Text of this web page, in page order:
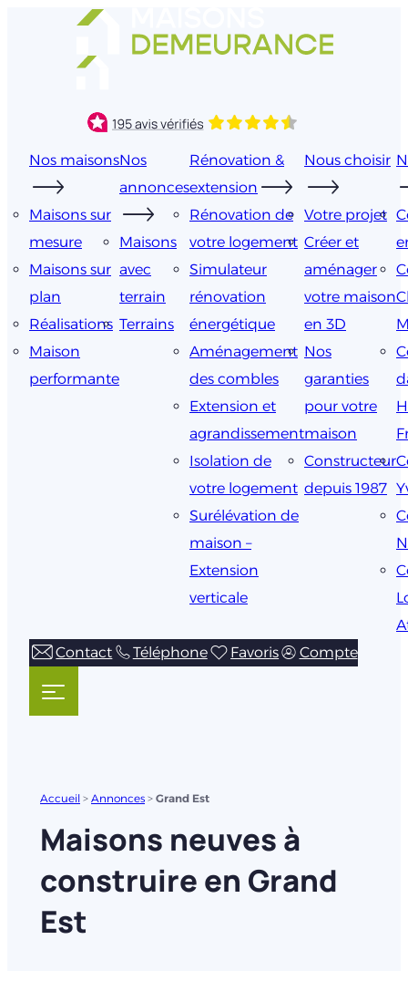
Nos maisons
Maisons sur
mesure
Maisons sur
plan
Réalisations
Maison
performante
Nos
annonces
Maisons
avec
terrain
Terrains
Rénovation &
extension
Rénovation de
votre logement
Simulateur
rénovation
énergétique
Aménagement
des combles
Extension et
agrandissement
Isolation de
votre logement
Surélévation de
maison –
Extension
verticale
Nous choisir
Votre projet
Créer et
aménager
votre maison
en 3D
Nos
garanties
pour votre
maison
Constructeur
depuis 1987
Contact
Téléphone Favoris Compte
Accueil > Annonces > Grand Est
Maisons neuves à
construire en Grand
Est